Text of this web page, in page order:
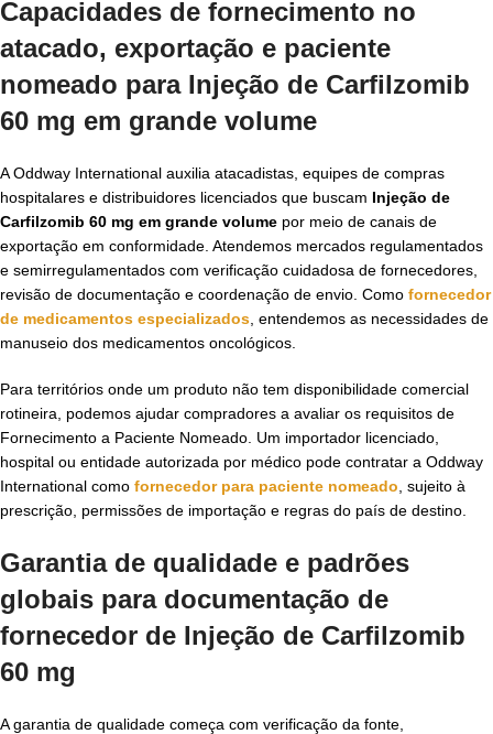
Capacidades de fornecimento no
atacado, exportação e paciente
nomeado para Injeção de Carfilzomib
60 mg em grande volume
A Oddway International auxilia atacadistas, equipes de compras
hospitalares e distribuidores licenciados que buscam Injeção de
Carfilzomib 60 mg em grande volume por meio de canais de
exportação em conformidade. Atendemos mercados regulamentados
e semirregulamentados com verificação cuidadosa de fornecedores,
revisão de documentação e coordenação de envio. Como fornecedor
de medicamentos especializados , entendemos as necessidades de
manuseio dos medicamentos oncológicos.
Para territórios onde um produto não tem disponibilidade comercial
rotineira, podemos ajudar compradores a avaliar os requisitos de
Fornecimento a Paciente Nomeado. Um importador licenciado,
hospital ou entidade autorizada por médico pode contratar a Oddway
International como fornecedor para paciente nomeado , sujeito à
prescrição, permissões de importação e regras do país de destino.
Garantia de qualidade e padrões
globais para documentação de
fornecedor de Injeção de Carfilzomib
60 mg
A garantia de qualidade começa com verificação da fonte,